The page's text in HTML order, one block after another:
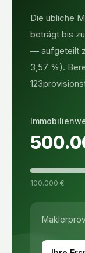
Die übliche
beträgt bis
— aufgeteilt
3,57 %).
100.000 €